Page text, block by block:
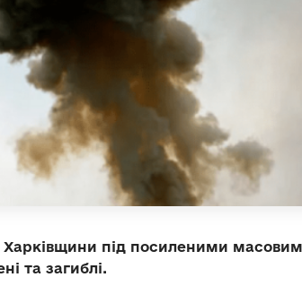
Харківщини під посиленими
та загиблі.